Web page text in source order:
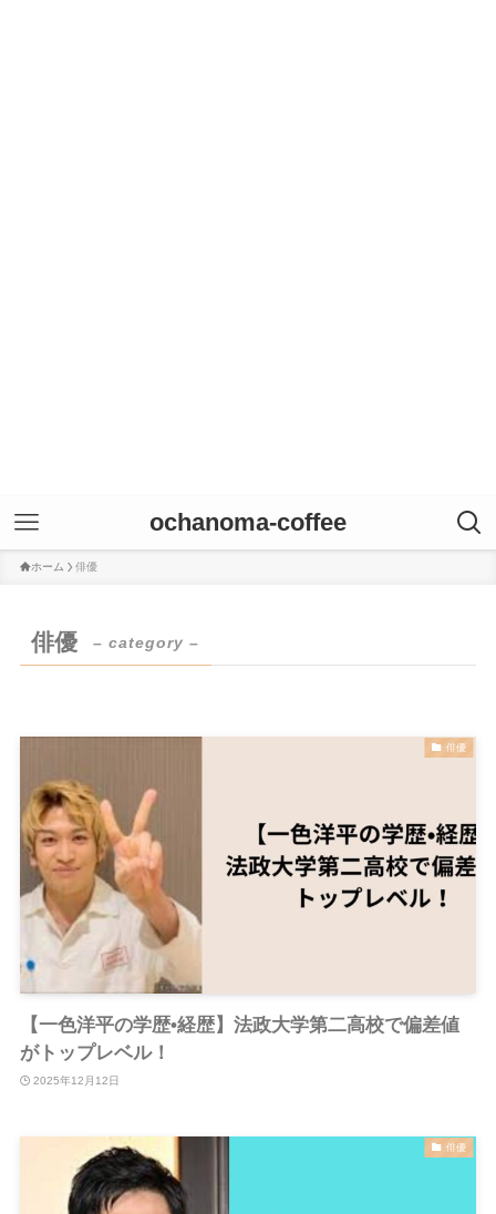
ochanoma-coffee
ホーム 俳優
俳優 – category –
俳優
【一色洋平の学歴•経歴】法政大学第二高校で偏差値
がトップレベル！
2025年12月12日
俳優